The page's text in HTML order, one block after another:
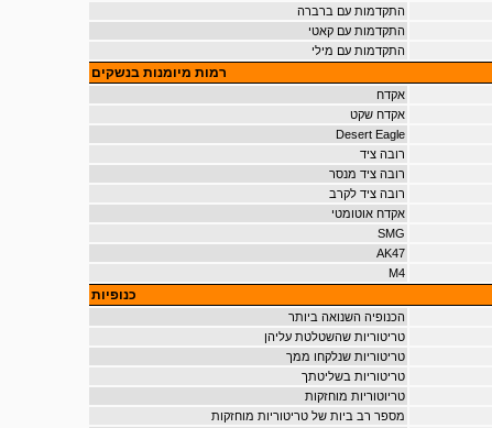
התקדמות עם ברברה
התקדמות עם קאטי
התקדמות עם מילי
רמות מיומנות בנשקים
אקדח
אקדח שקט
Desert Eagle
רובה ציד
רובה ציד מנסר
רובה ציד לקרב
אקדח אוטומטי
SMG
AK47
M4
כנופיות
הכנופיה השנואה ביותר
טריטוריות שהשטלטת עליהן
טריטוריות שנלקחו ממך
טריטוריות בשליטתך
טריוטוריות מוחזקות
מספר רב ביות של טריטוריות מוחזקות